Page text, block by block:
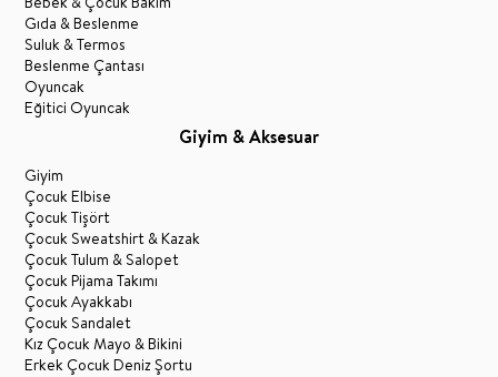
Gıda & Beslenme
Suluk & Termos
Beslenme Çantası
Oyuncak
Eğitici Oyuncak
Giyim & Aksesuar
Giyim
Çocuk Elbise
Çocuk Tişört
Çocuk Sweatshirt & Kazak
Çocuk Tulum & Salopet
Çocuk Pijama Takımı
Çocuk Ayakkabı
Çocuk Sandalet
Kız Çocuk Mayo & Bikini
Erkek Çocuk Deniz Şortu